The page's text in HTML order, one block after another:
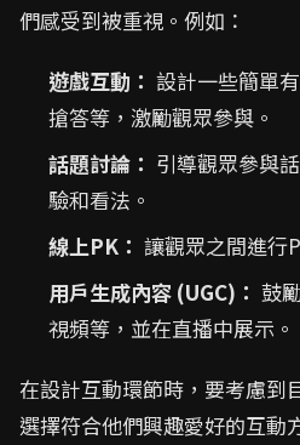
們感受到被重視。例如：
遊戲互動： 設計一些簡單
搶答等，激勵觀眾參與。
話題討論： 引導觀眾參與
驗和看法。
線上PK： 讓觀眾之間進行
用戶生成內容 (UGC)： 鼓
視頻等，並在直播中展示。
在設計互動環節時，要考慮到
選擇符合他們興趣愛好的互動